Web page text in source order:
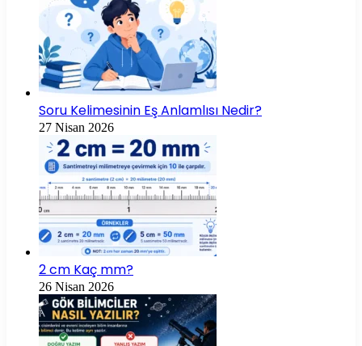
Soru Kelimesinin Eş Anlamlısı Nedir?
27 Nisan 2026
2 cm Kaç mm?
26 Nisan 2026